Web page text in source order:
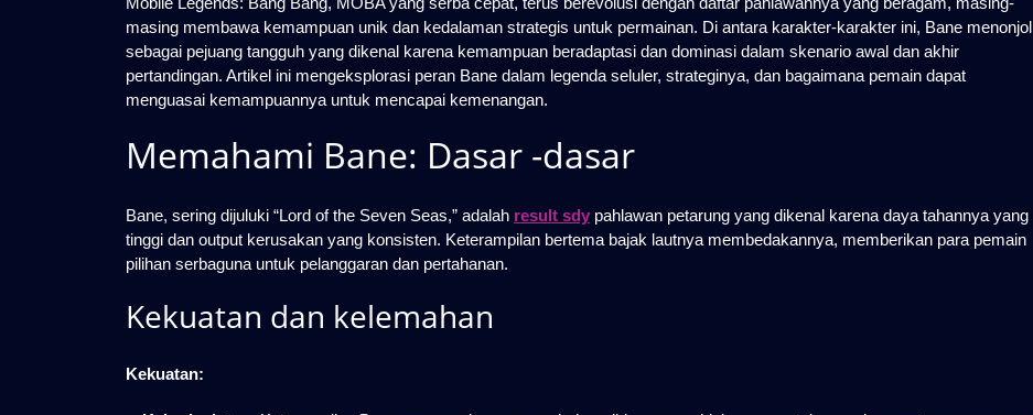
masing membawa kemampuan unik dan kedalaman strategis untuk permainan. Di antara karakter-karakter ini, Bane menonjol
sebagai pejuang tangguh yang dikenal karena kemampuan beradaptasi dan dominasi dalam skenario awal dan akhir
pertandingan. Artikel ini mengeksplorasi peran Bane dalam legenda seluler, strateginya, dan bagaimana pemain dapat
menguasai kemampuannya untuk mencapai kemenangan.
Memahami Bane: Dasar -dasar
Bane, sering dijuluki “Lord of the Seven Seas,” adalah result sdy pahlawan petarung yang dikenal karena daya tahannya yang
tinggi dan output kerusakan yang konsisten. Keterampilan bertema bajak lautnya membedakannya, memberikan para pemain
pilihan serbaguna untuk pelanggaran dan pertahanan.
Kekuatan dan kelemahan
Kekuatan: